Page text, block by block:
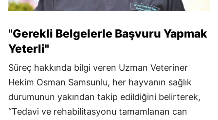
"Gerekli Belgelerle Başvuru Yapmak
Yeterli"
Süreç hakkında bilgi veren Uzman Veteriner
Hekim Osman Samsunlu, her hayvanın sağlık
durumunun yakından takip edildiğini belirterek,
“Tedavi ve rehabilitasyonu tamamlanan can